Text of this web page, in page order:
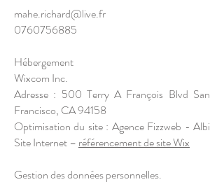
mahe.richard@live.fr
0760756885
Hébergement
Wixcom Inc.
Adresse : 500 Terry A François Blvd San
Francisco, CA 94158
Optimisation du site : Agence Fizzweb - Albi
Site Internet – référencement de site Wix
Gestion des données personnelles.